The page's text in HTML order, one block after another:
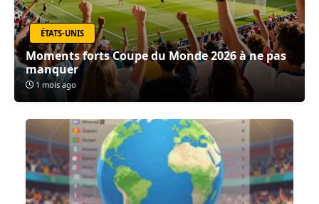
ÉTATS-UNIS
Moments forts Coupe du Monde 2026 à ne pas
manquer
1 mois ago